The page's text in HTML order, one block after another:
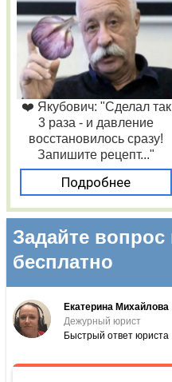
❤️ Якубович: "Сделал так
3 раза - и давление
восстановилось сразу!
Запишите рецепт..."
Подробнее